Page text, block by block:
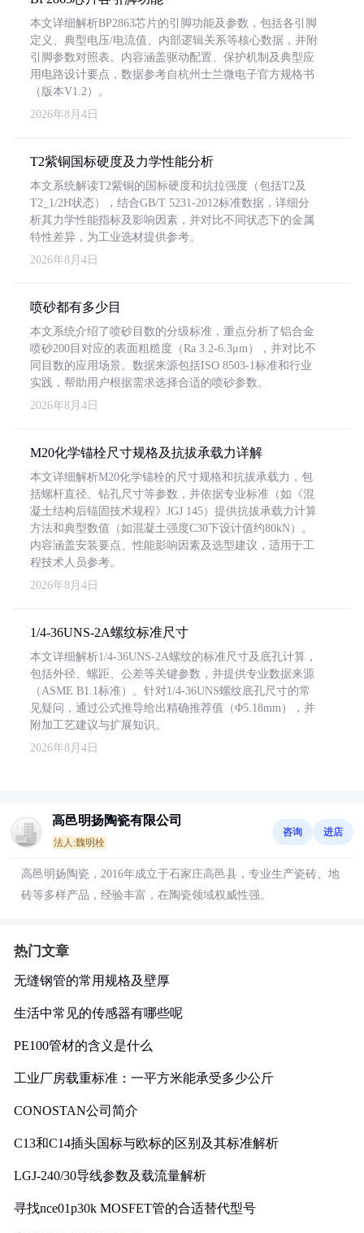
本文详细解析BP2863芯片的引脚功能及参数，包括各引脚
定义、典型电压/电流值、内部逻辑关系等核心数据，并附
引脚参数对照表。内容涵盖驱动配置、保护机制及典型应
用电路设计要点，数据参考自杭州士兰微电子官方规格书
（版本V1.2）。
2026年8月4日
T2紫铜国标硬度及力学性能分析
本文系统解读T2紫铜的国标硬度和抗拉强度（包括T2及
T2_1/2H状态），结合GB/T 5231-2012标准数据，详细分
析其力学性能指标及影响因素，并对比不同状态下的金属
特性差异，为工业选材提供参考。
2026年8月4日
喷砂都有多少目
本文系统介绍了喷砂目数的分级标准，重点分析了铝合金
喷砂200目对应的表面粗糙度（Ra 3.2-6.3μm），并对比不
同目数的应用场景。数据来源包括ISO 8503-1标准和行业
实践，帮助用户根据需求选择合适的喷砂参数。
2026年8月4日
M20化学锚栓尺寸规格及抗拔承载力详解
本文详细解析M20化学锚栓的尺寸规格和抗拔承载力，包
括螺杆直径、钻孔尺寸等参数，并依据专业标准（如《混
凝土结构后锚固技术规程》JGJ 145）提供抗拔承载力计算
方法和典型数值（如混凝土强度C30下设计值约80kN）。
内容涵盖安装要点、性能影响因素及选型建议，适用于工
程技术人员参考。
2026年8月4日
1/4-36UNS-2A螺纹标准尺寸
本文详细解析1/4-36UNS-2A螺纹的标准尺寸及底孔计算，
包括外径、螺距、公差等关键参数，并提供专业数据来源
（ASME B1.1标准）。针对1/4-36UNS螺纹底孔尺寸的常
见疑问，通过公式推导给出精确推荐值（Φ5.18mm），并
附加工艺建议与扩展知识。
2026年8月4日
高邑明扬陶瓷有限公司
法人:魏明栓
咨询 进店
高邑明扬陶瓷，2016年成立于石家庄高邑县，专业生产瓷砖、地
砖等多样产品，经验丰富，在陶瓷领域权威性强。
热门文章
无缝钢管的常用规格及壁厚
生活中常见的传感器有哪些呢
PE100管材的含义是什么
工业厂房载重标准：一平方米能承受多少公斤
CONOSTAN公司简介
C13和C14插头国标与欧标的区别及其标准解析
LGJ-240/30导线参数及载流量解析
寻找nce01p30k MOSFET管的合适替代型号